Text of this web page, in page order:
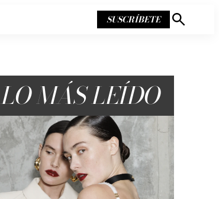
SUSCRÍBETE
Mostrar
LO MÁS LEÍDO